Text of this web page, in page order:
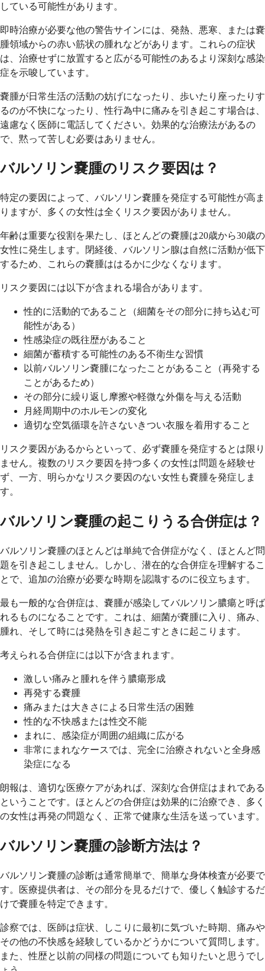
している可能性があります。
即時治療が必要な他の警告サインには、発熱、悪寒、または嚢
腫領域からの赤い筋状の腫れなどがあります。これらの症状
は、治療せずに放置すると広がる可能性のあるより深刻な感染
症を示唆しています。
嚢腫が日常生活の活動の妨げになったり、歩いたり座ったりす
るのが不快になったり、性行為中に痛みを引き起こす場合は、
遠慮なく医師に電話してください。効果的な治療法があるの
で、黙って苦しむ必要はありません。
バルソリン嚢腫のリスク要因は？
特定の要因によって、バルソリン嚢腫を発症する可能性が高ま
りますが、多くの女性は全くリスク要因がありません。
年齢は重要な役割を果たし、ほとんどの嚢腫は20歳から30歳の
女性に発生します。閉経後、バルソリン腺は自然に活動が低下
するため、これらの嚢腫ははるかに少なくなります。
リスク要因には以下が含まれる場合があります。
性的に活動的であること（細菌をその部分に持ち込む可
能性がある）
性感染症の既往歴があること
細菌が蓄積する可能性のある不衛生な習慣
以前バルソリン嚢腫になったことがあること（再発する
ことがあるため）
その部分に繰り返し摩擦や軽微な外傷を与える活動
月経周期中のホルモンの変化
適切な空気循環を許さないきつい衣服を着用すること
リスク要因があるからといって、必ず嚢腫を発症するとは限り
ません。複数のリスク要因を持つ多くの女性は問題を経験せ
ず、一方、明らかなリスク要因のない女性も嚢腫を発症しま
す。
バルソリン嚢腫の起こりうる合併症は？
バルソリン嚢腫のほとんどは単純で合併症がなく、ほとんど問
題を引き起こしません。しかし、潜在的な合併症を理解するこ
とで、追加の治療が必要な時期を認識するのに役立ちます。
最も一般的な合併症は、嚢腫が感染してバルソリン膿瘍と呼ば
れるものになることです。これは、細菌が嚢腫に入り、痛み、
腫れ、そして時には発熱を引き起こすときに起こります。
考えられる合併症には以下が含まれます。
激しい痛みと腫れを伴う膿瘍形成
再発する嚢腫
痛みまたは大きさによる日常生活の困難
性的な不快感または性交不能
まれに、感染症が周囲の組織に広がる
非常にまれなケースでは、完全に治療されないと全身感
染症になる
朗報は、適切な医療ケアがあれば、深刻な合併症はまれである
ということです。ほとんどの合併症は効果的に治療でき、多く
の女性は再発の問題なく、正常で健康な生活を送っています。
バルソリン嚢腫の診断方法は？
バルソリン嚢腫の診断は通常簡単で、簡単な身体検査が必要で
す。医療提供者は、その部分を見るだけで、優しく触診するだ
けで嚢腫を特定できます。
診察では、医師は症状、しこりに最初に気づいた時期、痛みや
その他の不快感を経験しているかどうかについて質問します。
また、性歴と以前の同様の問題についても知りたいと思うでし